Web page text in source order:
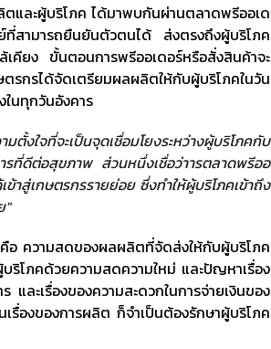
ละผู้บริโภค ได้มาพบกันผ่านตลาดพรีออเด
สามารถยืนยันตัวตนได้ ส่งตรงถึงผู้บริโภค
คียง ขั้นตอนการพรีออเดอร์หรือสั่งสินค้าจะ
รกรได้จัดเตรียมผลผลิตให้กับผู้บริโภคในวัน
นทุกวันอังคาร
มตั้งใจที่จะเป็นจุดเชื่อมโยงระหว่างผู้บริโภคกับ
รที่ดีต่อสุขภาพ ส่วนหนึ่งเชื่อว่าารตลาดพรีออ
ข้าสู่เกษตรกรรายย่อย ซึ่งทำให้ผู้บริโภคเข้าถึง
"
วามสดของผลผลิตที่จัดส่งให้กับผู้บริโภค
โภคด้วยความสดความใหม่ และปัญหาเรื่อง
ละเรื่องของความสะดวกในการจ่ายเงินของ
รื่องของการผลิต ก็จำเป็นต้องรักษาผู้บริโภค